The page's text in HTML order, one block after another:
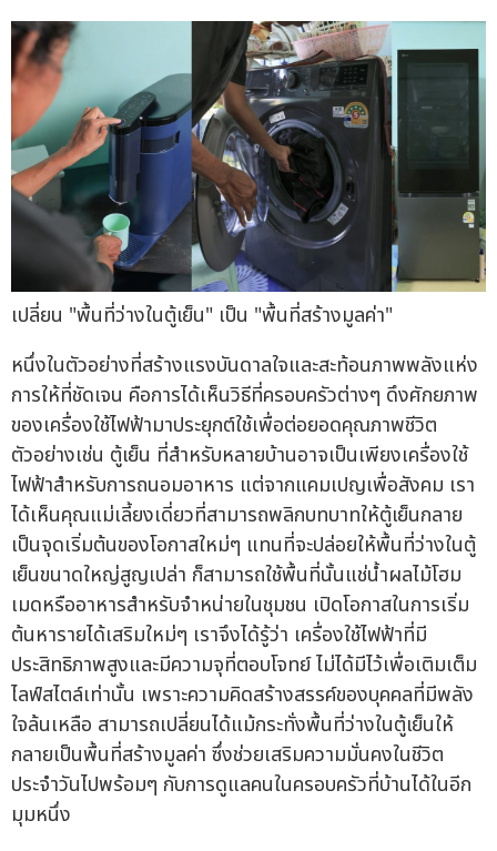
เปลี่ยน "พื้นที่ว่างในตู้เย็น" เป็น "พื้นที่สร้างมูลค่า"
หนึ่งในตัวอย่างที่สร้างแรงบันดาลใจและสะท้อนภาพพลังแห่ง
การให้ที่ชัดเจน คือการได้เห็นวิธีที่ครอบครัวต่างๆ ดึงศักยภาพ
ของเครื่องใช้ไฟฟ้ามาประยุกต์ใช้เพื่อต่อยอดคุณภาพชีวิต
ตัวอย่างเช่น ตู้เย็น ที่สำหรับหลายบ้านอาจเป็นเพียงเครื่องใช้
ไฟฟ้าสำหรับการถนอมอาหาร แต่จากแคมเปญเพื่อสังคม เรา
ได้เห็นคุณแม่เลี้ยงเดี่ยวที่สามารถพลิกบทบาทให้ตู้เย็นกลาย
เป็นจุดเริ่มต้นของโอกาสใหม่ๆ แทนที่จะปล่อยให้พื้นที่ว่างในตู้
เย็นขนาดใหญ่สูญเปล่า ก็สามารถใช้พื้นที่นั้นแช่น้ำผลไม้โฮม
เมดหรืออาหารสำหรับจำหน่ายในชุมชน เปิดโอกาสในการเริ่ม
ต้นหารายได้เสริมใหม่ๆ เราจึงได้รู้ว่า เครื่องใช้ไฟฟ้าที่มี
ประสิทธิภาพสูงและมีความจุที่ตอบโจทย์ ไม่ได้มีไว้เพื่อเติมเต็ม
ไลฟ์สไตล์เท่านั้น เพราะความคิดสร้างสรรค์ของบุคคลที่มีพลัง
ใจล้นเหลือ สามารถเปลี่ยนได้แม้กระทั่งพื้นที่ว่างในตู้เย็นให้
กลายเป็นพื้นที่สร้างมูลค่า ซึ่งช่วยเสริมความมั่นคงในชีวิต
ประจำวันไปพร้อมๆ กับการดูแลคนในครอบครัวที่บ้านได้ในอีก
มุมหนึ่ง